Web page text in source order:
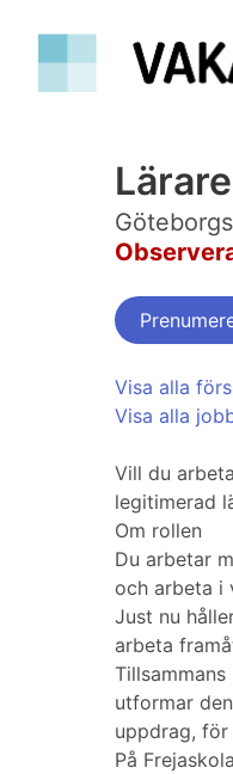
Visa alla
Visa alla
Vill du
legitimerad
Om rollen
Du arbetar
och arbeta i
Just nu
arbeta
utformar
uppdrag, för
På